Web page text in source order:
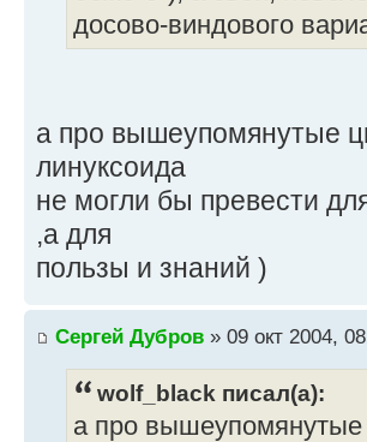
досово-виндового
а про вышеупомянутые
линуксоида
не могли бы превести
,а для
пользы и знаний )
Сергей Дубров » 09 окт 2004,
wolf_black писал(а):
а про